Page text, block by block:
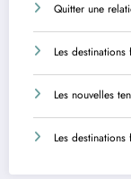
Quitter une
Les
Les nouvelles
Les